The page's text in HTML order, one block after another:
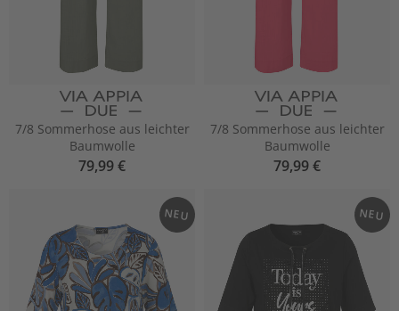
7/8 Sommerhose aus leichter
Baumwolle
79,99 €
7/8 Sommerhose aus leichter
Baumwolle
79,99 €
NEU NEU